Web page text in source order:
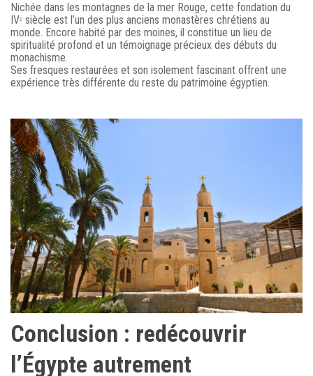
Nichée dans les montagnes de la mer Rouge, cette fondation du
IVᵉ siècle est l’un des plus anciens monastères chrétiens au
monde. Encore habité par des moines, il constitue un lieu de
spiritualité profond et un témoignage précieux des débuts du
monachisme.
Ses fresques restaurées et son isolement fascinant offrent une
expérience très différente du reste du patrimoine égyptien.
Conclusion : redécouvrir
l’Égypte autrement